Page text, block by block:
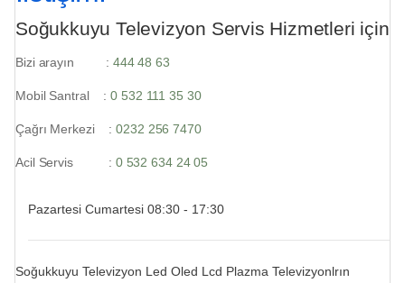
Soğukkuyu Televizyon Servis Hizmetleri için
Bizi arayın : 444 48 63
Mobil Santral :0 532 111 35 30
Çağrı Merkezi :0232 256 7470
Acil Servis : 0 532 634 24 05
Pazartesi Cumartesi 08:30 - 17:30
Soğukkuyu Televizyon Led Oled Lcd Plazma Televizyonlrın